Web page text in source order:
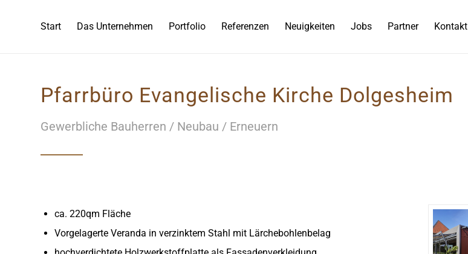
Start Das Unternehmen Portfolio Referenzen Neuigkeiten Jobs Partner Kontakt
Pfarrbüro Evangelische Kirche Dolgesheim
Gewerbliche Bauherren / Neubau / Erneuern
ca. 220qm Fläche
Vorgelagerte Veranda in verzinktem Stahl mit Lärchebohlenbelag